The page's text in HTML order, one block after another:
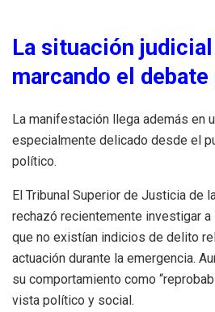
La situación
marcando el
La manifestación llega además en
especialmente delicado desde el
político.
El Tribunal Superior de Justicia de
rechazó recientemente investigar
que no existían indicios de delito
actuación durante la emergencia.
su comportamiento como
vista político y social.